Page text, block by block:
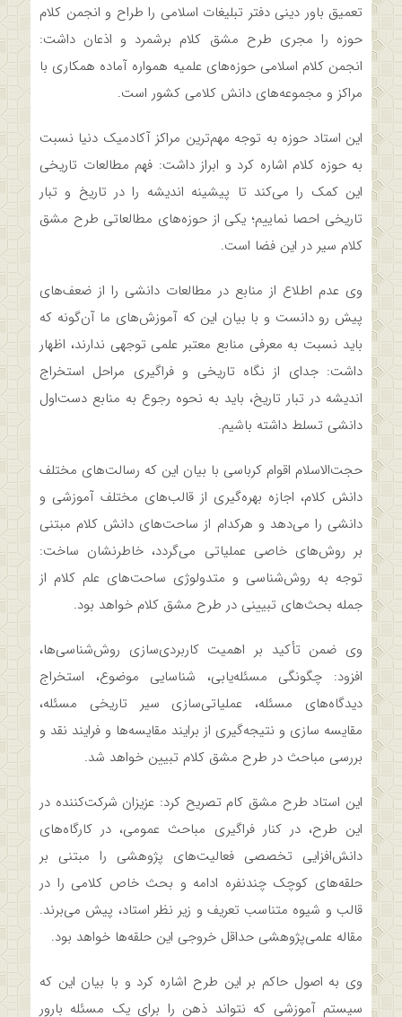
تعمیق باور دینی دفتر تبلیغات اسلامی را طراح و انجمن کلام
حوزه را مجری طرح مشق کلام برشمرد و اذعان داشت:
انجمن کلام اسلامی حوزه‌های علمیه همواره آماده همکاری با
مراکز و مجموعه‌های دانش کلامی کشور است.
این استاد حوزه به توجه مهم‌ترین مراکز آکادمیک دنیا نسبت
به حوزه کلام اشاره کرد و ابراز داشت: فهم مطالعات تاریخی
این کمک را می‌کند تا پیشینه اندیشه را در تاریخ و تبار
تاریخی احصا نماییم؛ یکی از حوزه‌های مطالعاتی طرح مشق
کلام سیر در این فضا است.
وی عدم اطلاع از منابع در مطالعات دانشی را از ضعف‌های
پیش رو دانست و با بیان این که آموزش‌های ما آن‌گونه که
باید نسبت به معرفی منابع معتبر علمی توجهی ندارند، اظهار
داشت: جدای از نگاه تاریخی و فراگیری مراحل استخراج
اندیشه در تبار تاریخ، باید به نحوه رجوع به منابع دست‌اول
دانشی تسلط داشته باشیم.
حجت‌الاسلام اقوام کرباسی با بیان این که رسالت‌های مختلف
دانش کلام، اجازه بهره‌گیری از قالب‌های مختلف آموزشی و
دانشی را می‌دهد و هرکدام از ساحت‌های دانش کلام مبتنی
بر روش‌های خاصی عملیاتی می‌گردد، خاطرنشان ساخت:
توجه به روش‌شناسی و متدولوژی ساحت‌های علم کلام از
جمله بحث‌های تبیینی در طرح مشق کلام خواهد بود.
وی ضمن تأکید بر اهمیت کاربردی‌سازی روش‌شناسی‌ها،
افزود: چگونگی مسئله‌یابی، شناسایی موضوع، استخراج
دیدگاه‌های مسئله، عملیاتی‌سازی سیر تاریخی مسئله،
مقایسه سازی و نتیجه‌گیری از برایند مقایسه‌ها و فرایند نقد و
بررسی مباحث در طرح مشق کلام تبیین خواهد شد.
این استاد طرح مشق کام تصریح کرد: عزیزان شرکت‌کننده در
این طرح، در کنار فراگیری مباحث عمومی، در کارگاه‌های
دانش‌افزایی تخصصی فعالیت‌های پژوهشی را مبتنی بر
حلقه‌های کوچک چندنفره ادامه و بحث خاص کلامی را در
قالب و شیوه متناسب تعریف و زیر نظر استاد، پیش می‌برند.
مقاله علمی‌پژوهشی حداقل خروجی این حلقه‌ها خواهد بود.
وی به اصول حاکم بر این طرح اشاره کرد و با بیان این که
سیستم آموزشی که نتواند ذهن را برای یک مسئله بارور